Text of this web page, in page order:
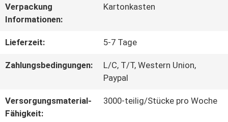
KONTAKT
SITEMAP
Verpackung
Informationen:
Kartonkasten
Lieferzeit: 5-7 Tage
Zahlungsbedingungen:
L/C, T/T, Western Union,
Paypal
Versorgungsmaterial-
Fähigkeit:
3000-teilig/Stücke pro Woche